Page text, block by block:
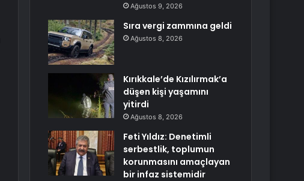
Ağustos 9, 2026
Sıra vergi zammına geldi
Ağustos 8, 2026
Kırıkkale’de Kızılırmak’a
düşen kişi yaşamını
yitirdi
Ağustos 8, 2026
Feti Yıldız: Denetimli
serbestlik, toplumun
korunmasını amaçlayan
bir infaz sistemidir